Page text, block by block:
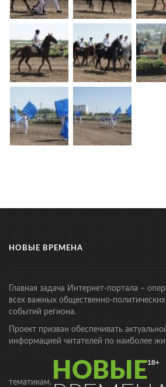
НОВЫЕ ВРЕМЕНА
Главная задача Интернет-портала –
всех важных общественно-
событий региона.
Проект призван обеспечивать
информацией читателей по наиболее
тематикам.